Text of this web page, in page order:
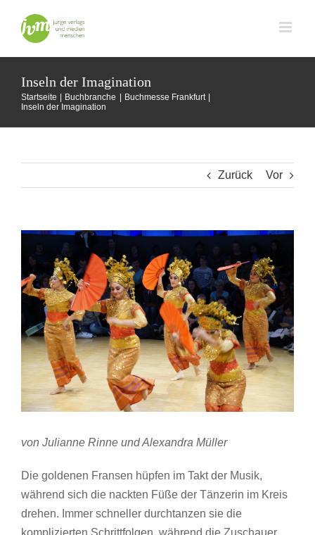
Inhalt
springen
Inseln der Imagination
Startseite Buchbranche
Buchmesse Frankfurt
Inseln der Imagination
Zurück Vor
grösseres
Bild
von Julianne Rinne und Alexandra Müller
Die goldenen Fransen hüpfen im Takt der Musik,
während sich die nackten Füße der Tänzerin im Kreis
drehen. Immer schneller durchtanzen sie die
komplizierten Schrittfolgen, während die Zuschauer